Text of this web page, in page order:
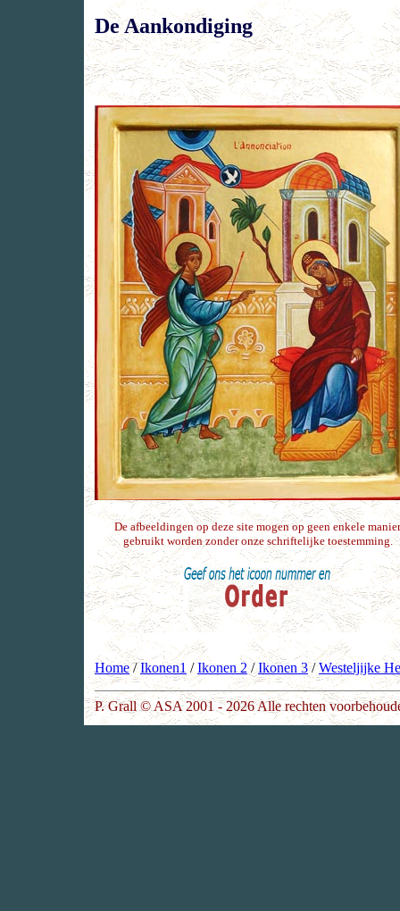
De Aankondiging
De afbeeldingen op deze site mogen op geen enkele manier
gebruikt worden zonder onze schriftelijke toestemming.
Home/Ikonen1 /Ikonen 2/Ikonen 3/Westeljijke
P. Grall © ASA 2001 - 2026 Alle rechten